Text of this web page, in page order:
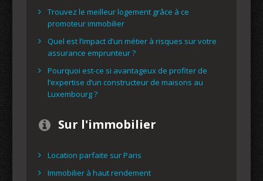
Trouvez le meilleur logement grâce à ce
promoteur immobilier
Quel est l’impact d’un métier à risques sur votre
assurance emprunteur ?
Pourquoi est-ce si avantageux de profiter de
l’expertise d’un constructeur de maisons au
Luxembourg ?
Sur l'immobilier
Location parfaite sur Paris
Immobilier à haut rendement